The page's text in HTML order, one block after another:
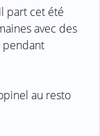
part cet été
avec des
pendant
au resto